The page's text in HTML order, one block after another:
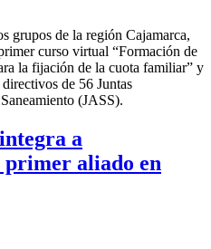
grupos de la región Cajamarca,
curso virtual “Formación de
la fijación de la cuota familiar” y
de 56 Juntas
(JASS).
a
primer aliado en